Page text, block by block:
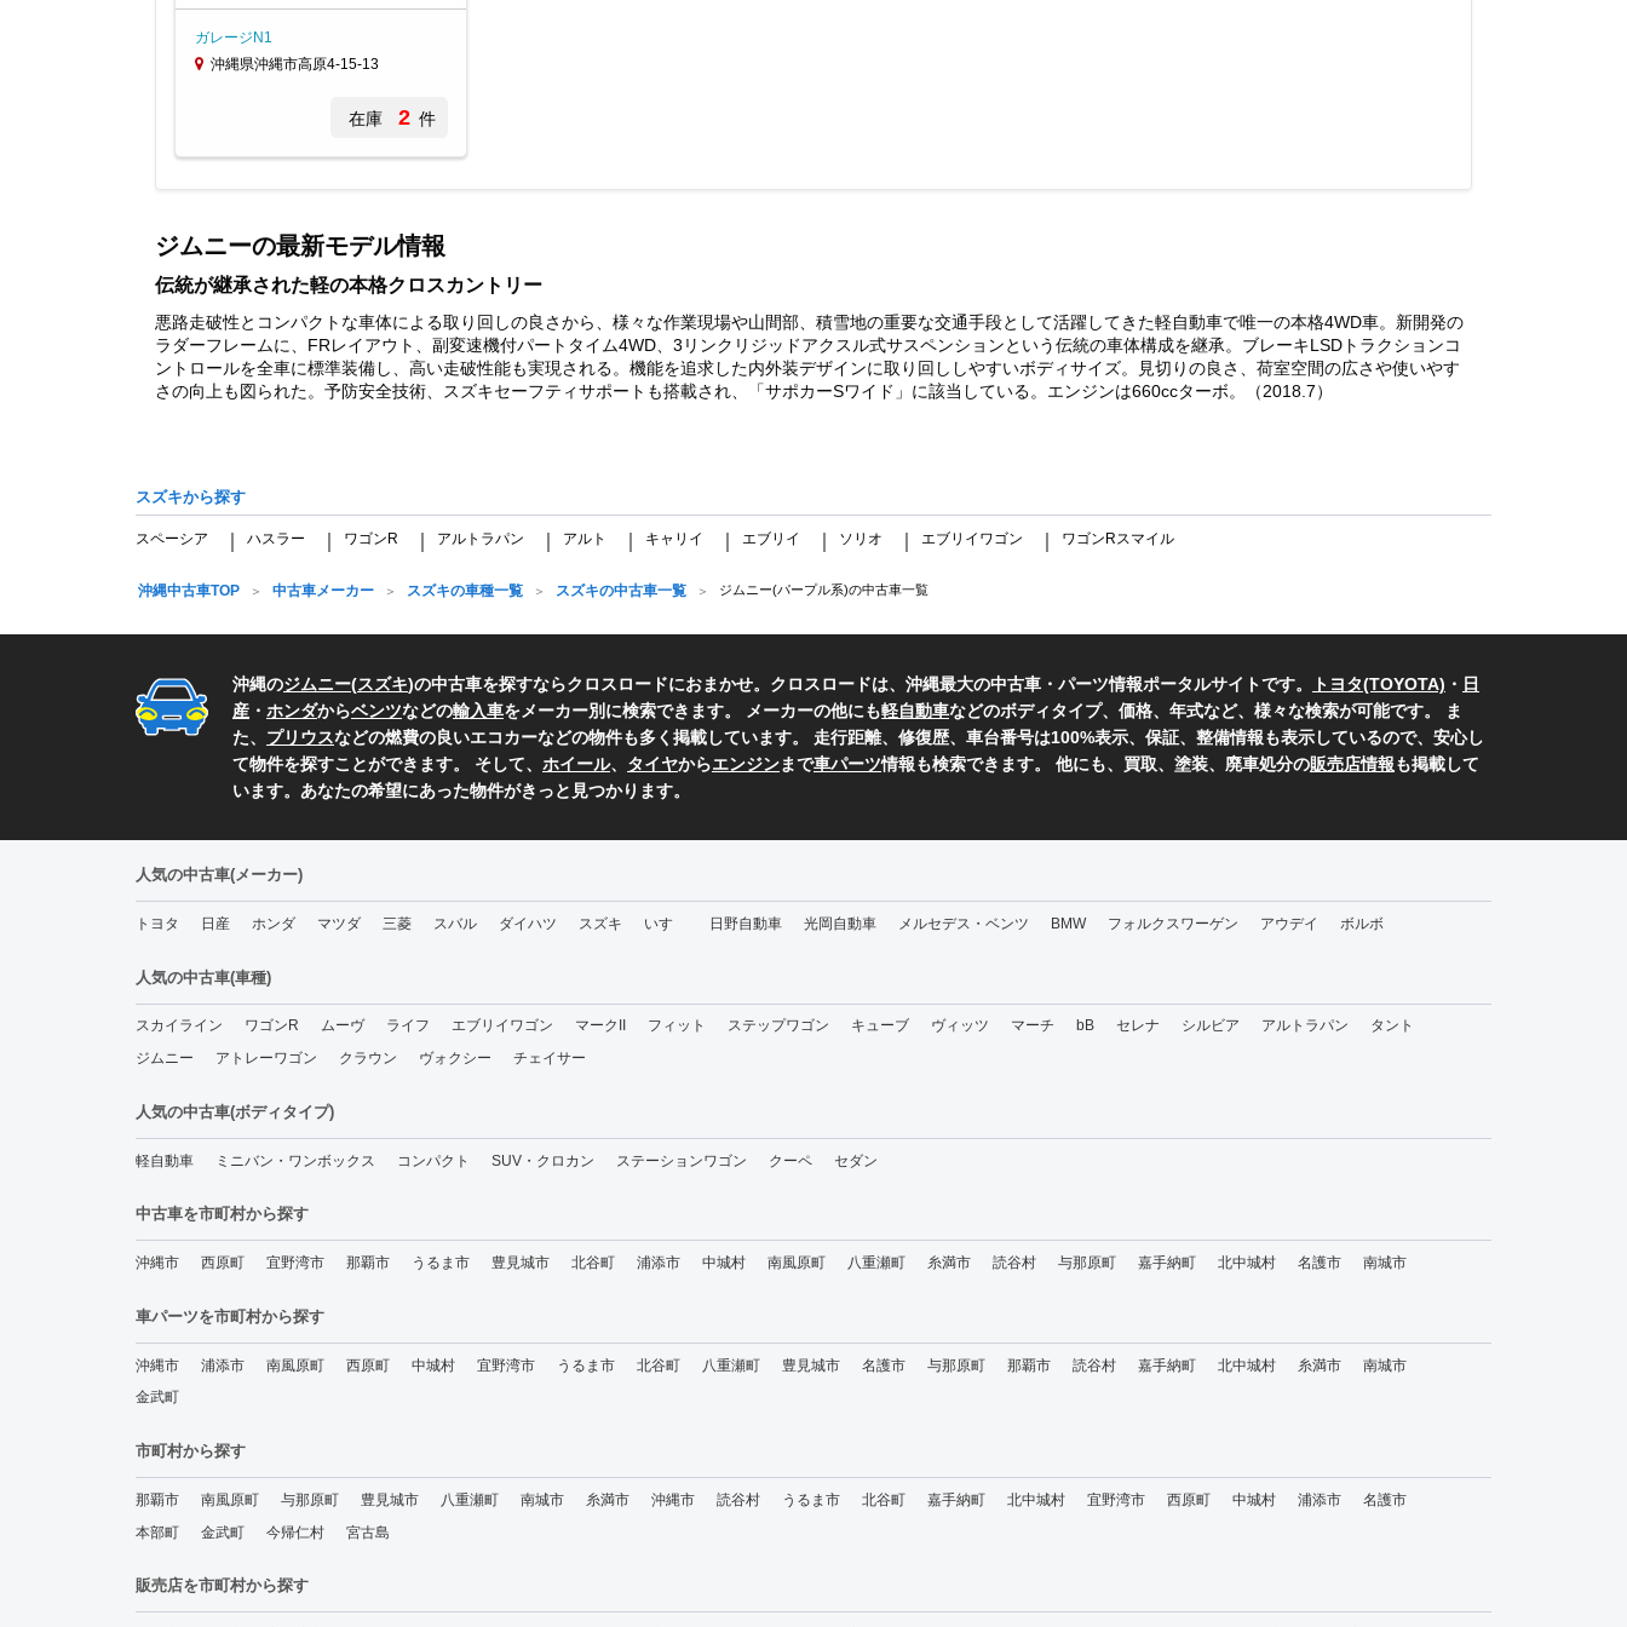
ガレージN1
沖縄県沖縄市高原4-15-13
在庫 2 件
1
ジムニーの最新モデル情報
伝統が継承された軽の本格クロスカントリー
悪路走破性とコンパクトな車体による取り回しの良さから、様々な作業現場や山間部、積雪地の重要な交通手段として活躍してきた軽自動車で唯一の本格4WD車。新開発の
ラダーフレームに、FRレイアウト、副変速機付パートタイム4WD、3リンクリジッドアクスル式サスペンションという伝統の車体構成を継承。ブレーキLSDトラクションコ
ントロールを全車に標準装備し、高い走破性能も実現される。機能を追求した内外装デザインに取り回ししやすいボディサイズ。見切りの良さ、荷室空間の広さや使いやす
さの向上も図られた。予防安全技術、スズキセーフティサポートも搭載され、「サポカーSワイド」に該当している。エンジンは660ccターボ。（2018.7）
スズキから探す
スペーシア ハスラー ワゴンR アルトラパン アルト キャリイ エブリイ ソリオ エブリイワゴン ワゴンRスマイル
沖縄中古車TOP 中古車メーカー スズキの車種一覧 スズキの中古車一覧 ジムニー(パープル系)の中古車一覧
沖縄のジムニー(スズキ)の中古車を探すならクロスロードにおまかせ。クロスロードは、沖縄最大の中古車・パーツ情報ポータルサイトです。 トヨタ(TOYOTA) ・ 日
産 ・ ホンダからベンツなどの輸入車をメーカー別に検索できます。 メーカーの他にも軽自動車などのボディタイプ、価格、年式など、様々な検索が可能です。 ま
た、 プリウスなどの燃費の良いエコカーなどの物件も多く掲載しています。 走行距離、修復歴、車台番号は100%表示、保証、整備情報も表示しているので、安心し
て物件を探すことができます。 そして、 ホイール、 タイヤからエンジンまで車パーツ情報も検索できます。 他にも、買取、塗装、廃車処分の販売店情報も掲載して
います。あなたの希望にあった物件がきっと見つかります。
人気の中古車(メーカー)
トヨタ 日産 ホンダ マツダ 三菱 スバル ダイハツ スズキ いすゞ 日野自動車 光岡自動車 メルセデス・ベンツ BMW フォルクスワーゲン アウデイ ボルボ
人気の中古車(車種)
スカイライン ワゴンR ムーヴ ライフ エブリイワゴン マークII フィット ステップワゴン キューブ ヴィッツ マーチ bB セレナ シルビア アルトラパン
タント
ジムニー
アトレーワゴン クラウン ヴォクシー チェイサー
人気の中古車(ボディタイプ)
軽自動車 ミニバン・ワンボックス コンパクト SUV・クロカン ステーションワゴン クーペ セダン
中古車を市町村から探す
沖縄市 西原町 宜野湾市 那覇市 うるま市 豊見城市 北谷町 浦添市 中城村 南風原町 八重瀬町 糸満市 読谷村 与那原町 嘉手納町 北中城村 名護市 南城市
車パーツを市町村から探す
沖縄市 浦添市 南風原町 西原町 中城村 宜野湾市 うるま市 北谷町 八重瀬町 豊見城市 名護市 与那原町 那覇市 読谷村 嘉手納町 北中城村 糸満市
南城市
金武町
市町村から探す
那覇市 南風原町 与那原町 豊見城市 八重瀬町 南城市 糸満市 沖縄市 読谷村 うるま市 北谷町 嘉手納町 北中城村 宜野湾市 西原町 中城村 浦添市
名護市
本部町
金武町 今帰仁村 宮古島
販売店を市町村から探す